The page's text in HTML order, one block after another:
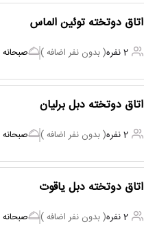
اتاق دوتخته توئین الماس
2 نفره ( بدون نفر اضافه ) صبحانه
اتاق دوتخته دبل برلیان
2 نفره ( بدون نفر اضافه ) صبحانه
اتاق دوتخته دبل یاقوت
2 نفره ( بدون نفر اضافه ) صبحانه